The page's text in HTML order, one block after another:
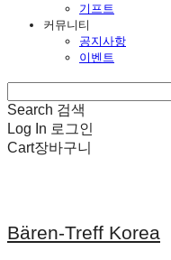
기프트
커뮤니티
공지사항
이벤트
Search 검색
Log In 로그인
Cart장바구니
Bären-Treff Korea